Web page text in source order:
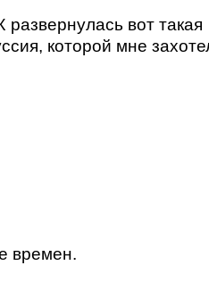
вот такая
которой мне
времен.